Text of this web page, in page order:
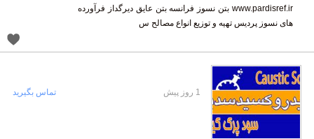
های نسوز پردیس تهیه و توزیع انواع مصالح س
تماس بگیرید